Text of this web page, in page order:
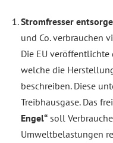
Stromfresser
und Co. verbrauchen
Die EU veröffentlichte
welche die
beschreiben. Diese
Treibhausgase. Das
Engel“ soll
Umweltbelastungen